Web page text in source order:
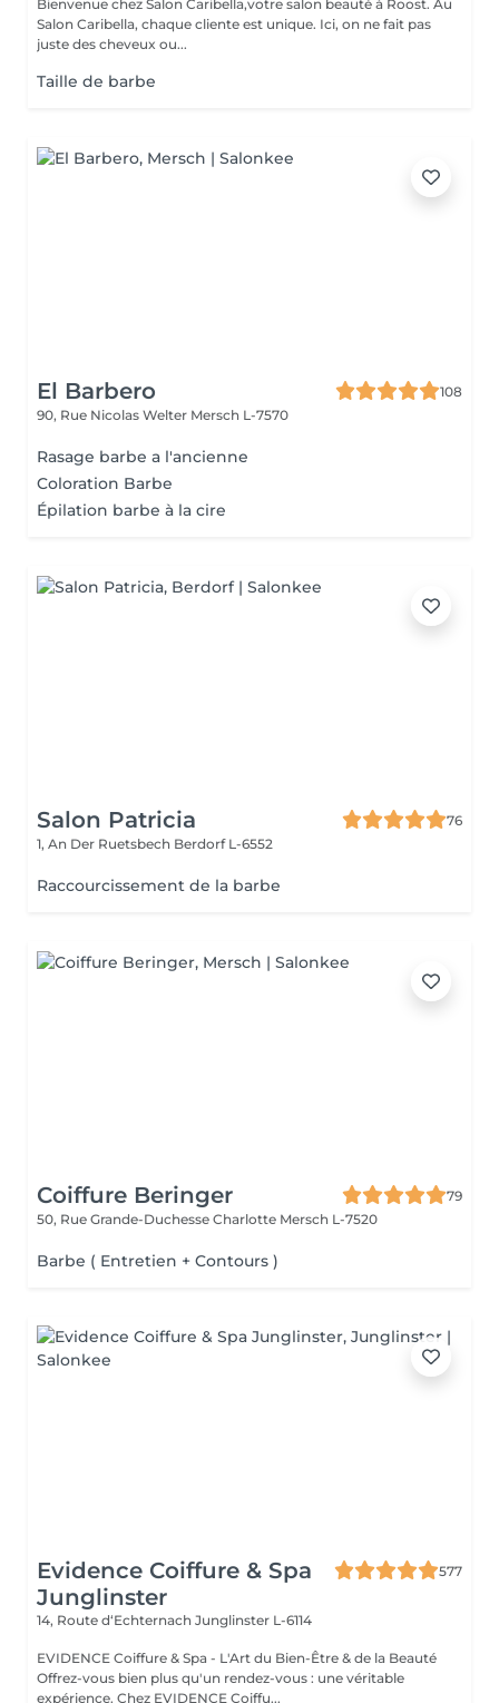
Bienvenue chez Salon Caribella,votre salon beauté à Roost. Au
Salon Caribella, chaque cliente est unique. Ici, on ne fait pas
juste des cheveux ou...
Taille de barbe
El Barbero
108
90, Rue Nicolas Welter Mersch L-7570
Rasage barbe a l'ancienne
Coloration Barbe
Épilation barbe à la cire
Salon Patricia
76
1, An Der Ruetsbech Berdorf L-6552
Raccourcissement de la barbe
Coiffure Beringer
79
50, Rue Grande-Duchesse Charlotte Mersch L-7520
Barbe ( Entretien + Contours )
Evidence Coiffure & Spa
Junglinster
577
14, Route d‘Echternach Junglinster L-6114
EVIDENCE Coiffure & Spa - L'Art du Bien-Être & de la Beauté
Offrez-vous bien plus qu'un rendez-vous : une véritable
expérience. Chez EVIDENCE Coiffu...